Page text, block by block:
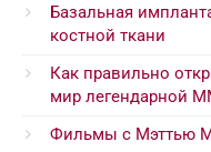
Базальная
костной ткани
Как правильно
мир легендарной
Фильмы с Мэттью